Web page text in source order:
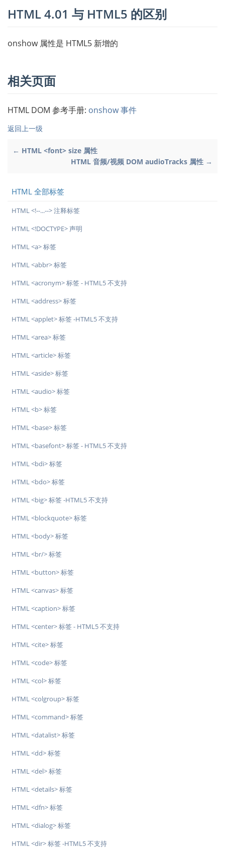
HTML 4.01 与 HTML5 的区别
onshow 属性是 HTML5 新增的
相关页面
HTML DOM 参考手册: onshow 事件
返回上一级
← HTML <font> size 属性
HTML 音频/视频 DOM audioTracks 属性 →
HTML 全部标签
HTML <!--...--> 注释标签
HTML <!DOCTYPE> 声明
HTML <a> 标签
HTML <abbr> 标签
HTML <acronym> 标签 - HTML5 不支持
HTML <address> 标签
HTML <applet> 标签 -HTML5 不支持
HTML <area> 标签
HTML <article> 标签
HTML <aside> 标签
HTML <audio> 标签
HTML <b> 标签
HTML <base> 标签
HTML <basefont> 标签 - HTML5 不支持
HTML <bdi> 标签
HTML <bdo> 标签
HTML <big> 标签 -HTML5 不支持
HTML <blockquote> 标签
HTML <body> 标签
HTML <br/> 标签
HTML <button> 标签
HTML <canvas> 标签
HTML <caption> 标签
HTML <center> 标签 - HTML5 不支持
HTML <cite> 标签
HTML <code> 标签
HTML <col> 标签
HTML <colgroup> 标签
HTML <command> 标签
HTML <datalist> 标签
HTML <dd> 标签
HTML <del> 标签
HTML <details> 标签
HTML <dfn> 标签
HTML <dialog> 标签
HTML <dir> 标签 -HTML5 不支持